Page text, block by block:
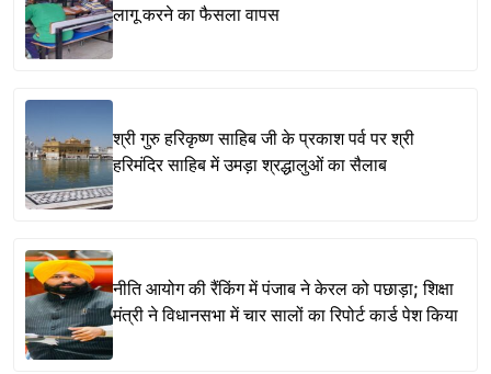
लागू करने का फैसला वापस
श्री गुरु हरिकृष्ण साहिब जी के प्रकाश पर्व पर श्री
हरिमंदिर साहिब में उमड़ा श्रद्धालुओं का सैलाब
नीति आयोग की रैंकिंग में पंजाब ने केरल को पछाड़ा; शिक्षा
मंत्री ने विधानसभा में चार सालों का रिपोर्ट कार्ड पेश किया